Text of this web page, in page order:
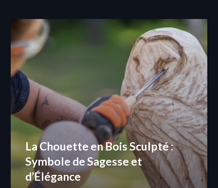
La Chouette en Bois Sculpté :
Symbole de Sagesse et
d’Élégance